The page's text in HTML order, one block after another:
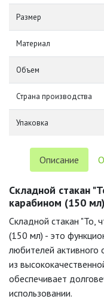
Размер
Материал
Объем
Страна производства
Упаковка
Описание
Складной стакан
карабином (150
Складной стакан "То,
(150 мл) - это
любителей активного
из
обеспечивает
использовании.